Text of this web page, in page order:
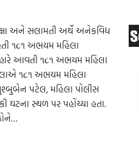
અને સલામતી અર્થે અનેકવિધ
૧૮૧ અભયમ મહિલા
આવતી ૧૮૧ અભયમ મહિલા
૧૮૧ અભયમ મહિલા
પટેલ, મહિલા પોલીસ
ઘટના સ્થળ પર પહોંચ્યા હતા.